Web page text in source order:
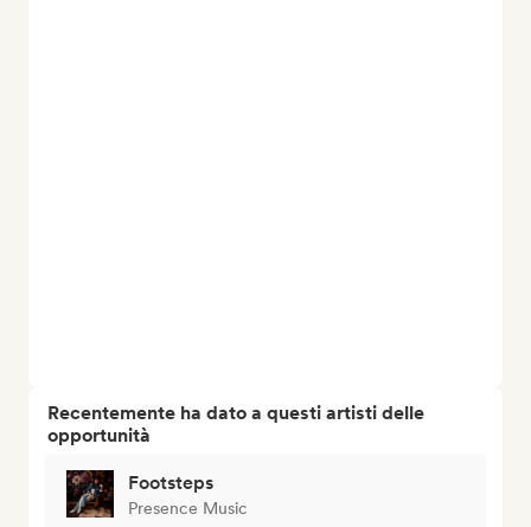
Recentemente ha dato a questi artisti delle
opportunità
Footsteps
Presence Music